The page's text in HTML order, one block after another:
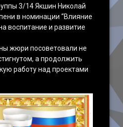
3/14 Якшин Николай
в номинации “Влияние
воспитание и развитие
жюри посоветовали не
а продолжить
работу над проектами